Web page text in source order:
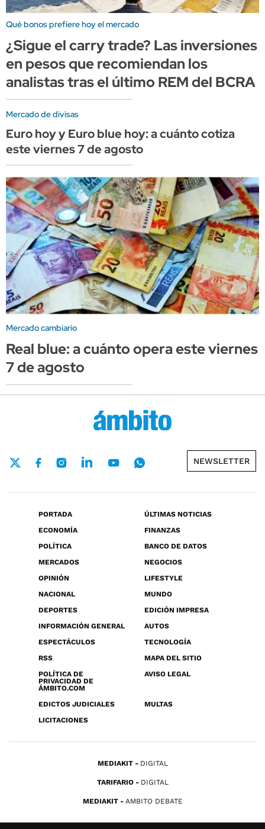
Qué bonos prefiere hoy el mercado
¿Sigue el carry trade? Las inversiones
en pesos que recomiendan los
analistas tras el último REM del BCRA
Mercado de divisas
Euro hoy y Euro blue hoy: a cuánto cotiza
este viernes 7 de agosto
Mercado cambiario
Real blue: a cuánto opera este viernes
7 de agosto
NEWSLETTER
PORTADA
ÚLTIMAS NOTICIAS
ECONOMÍA
FINANZAS
POLÍTICA
BANCO DE DATOS
MERCADOS
NEGOCIOS
OPINIÓN
LIFESTYLE
NACIONAL
MUNDO
DEPORTES
EDICIÓN IMPRESA
INFORMACIÓN GENERAL
AUTOS
ESPECTÁCULOS
TECNOLOGÍA
RSS
MAPA DEL SITIO
POLÍTICA DE
PRIVACIDAD DE
ÁMBITO.COM
AVISO LEGAL
EDICTOS JUDICIALES
MULTAS
LICITACIONES
MEDIAKIT DIGITAL
TARIFARIO DIGITAL
MEDIAKIT AMBITO DEBATE